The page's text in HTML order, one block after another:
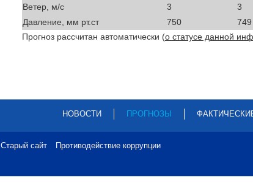
Ветер, м/с
3 3
Давление, мм рт.ст
750 749
Прогноз рассчитан автоматически (о статусе данной
НОВОСТИ ПРОГНОЗЫ
Старый сайт Противодействие коррупции